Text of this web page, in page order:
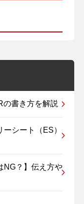
の書き方を解説
ーシート（ES）
NG？】伝え方や